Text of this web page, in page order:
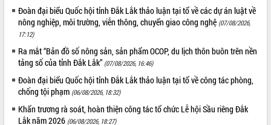
Đắk Lắk sơ kết 4 năm triển khai thực
hiện Đề án 06 của Chính phủ
Họp báo thông tin về Hội nghị Công bố
Quy hoạch và Xúc tiến đầu tư tỉnh Đắk
Lắk
Khơi thông điểm nghẽn, đẩy nhanh
giải ngân vốn khắc phục thiên tai
HĐND tỉnh thông qua điều chỉnh Quy
hoạch tỉnh thời kỳ 2021-2030
Đoàn đại biểu Quốc hội tỉnh Đắk Lắk thảo luận tại tổ về các dự án luật về
nông nghiệp, môi trường, viễn thông, chuyển giao công nghệ (07/08/2026,
17:12)
Ra mắt “Bản đồ số nông sản, sản phẩm OCOP, du lịch thôn buôn trên nền
tảng số của tỉnh Đắk Lắk” (07/08/2026, 16:46)
Đoàn đại biểu Quốc hội tỉnh Đắk Lắk thảo luận tại tổ về công tác phòng,
chống tội phạm (06/08/2026, 18:32)
Khẩn trương rà soát, hoàn thiện công tác tổ chức Lễ hội Sầu riêng Đắk
Lắk năm 2026 (06/08/2026, 18:27)